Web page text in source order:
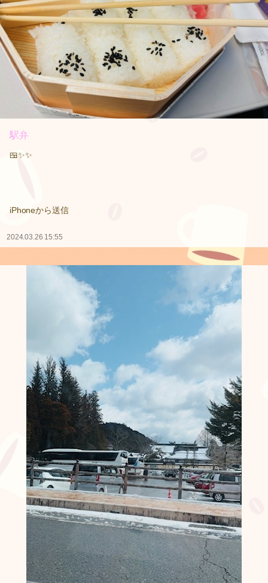
駅弁
🍱✨✨
iPhoneから送信
2024.03.26 15:55